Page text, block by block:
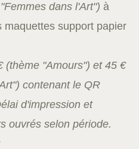
dans l'Art") à
maquettes support papier
(thème "Amours") et 45 €
contenant le QR
d'impression et
ouvrés selon période.